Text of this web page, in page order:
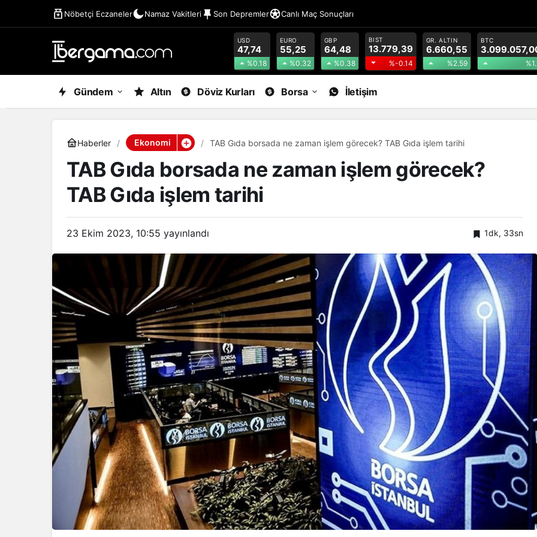
Nöbetçi Eczaneler Namaz Vakitleri Son Depremler Canlı Maç Sonuçları
USD
47,74
%0.18
EURO
55,25
%0.32
GBP
64,48
%0.38
BIST
13.779,39
%-0.14
GR. ALTIN
6.660,55
%2.59
BTC
Gündem Altın Döviz Kurları Borsa İletişim
Haberler Ekonomi TAB Gıda borsada ne zaman işlem görecek? TAB Gıda işlem tarihi
TAB Gıda borsada ne zaman işlem görecek?
TAB Gıda işlem tarihi
23 Ekim 2023, 10:55 yayınlandı 1dk, 33sn